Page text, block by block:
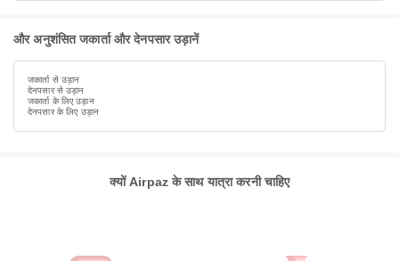
और अनुशंसित जकार्ता और देनपसार उड़ानें
जकार्ता से उड़ान
देनपसार से उड़ान
जकार्ता के लिए उड़ान
देनपसार के लिए उड़ान
क्यों Airpaz के साथ यात्रा करनी चाहिए